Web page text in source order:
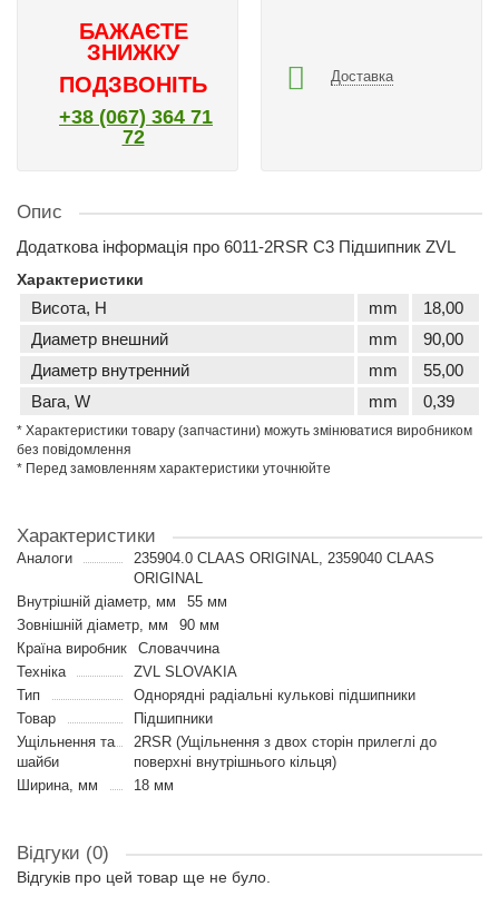
БАЖАЄТЕ
ЗНИЖКУ
ПОДЗВОНІТЬ
+38 (067) 364 71
72
Доставка
Опис
Додаткова інформація про 6011-2RSR C3 Підшипник ZVL
Характеристики
Висота, H mm
18,00
Диаметр внешний
mm
90,00
Диаметр внутренний
mm
55,00
Вага, W
mm 0,39
* Характеристики товару (запчастини) можуть змінюватися виробником
без повідомлення
* Перед замовленням характеристики уточнюйте
Характеристики
Аналоги
235904.0 CLAAS ORIGINAL, 2359040 CLAAS
ORIGINAL
Внутрішній діаметр, мм
55 мм
Зовнішній діаметр, мм
90 мм
Країна виробник
Словаччина
Техніка
ZVL SLOVAKIA
Тип
Однорядні радіальні кулькові підшипники
Товар
Підшипники
Ущільнення та
шайби
2RSR (Ущільнення з двох сторін прилеглі до
поверхні внутрішнього кільця)
Ширина, мм
18 мм
Відгуки (0)
Відгуків про цей товар ще не було.